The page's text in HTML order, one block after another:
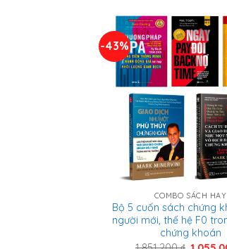
-43%
COMBO SÁCH HAY
Bộ 5 cuốn sách chứng
người mới, thế hệ F0
chứng khoán